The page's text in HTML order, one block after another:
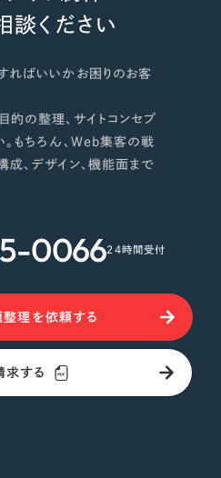
談ください
ればいいかお困りのお客
の整理、サイトコンセプ
。もちろん、Web集客の戦
、デザイン、機能面まで
006624時間受付
理を依頼する
求する